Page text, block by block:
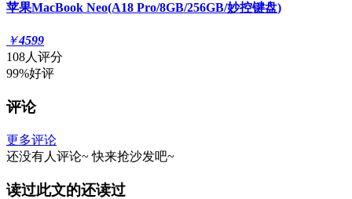
苹果MacBook Neo(A18 Pro/8GB/256GB/妙控键盘)
￥4599
108人评分
99%好评
评论
更多评论
还没有人评论~ 快来抢沙发吧~
读过此文的还读过